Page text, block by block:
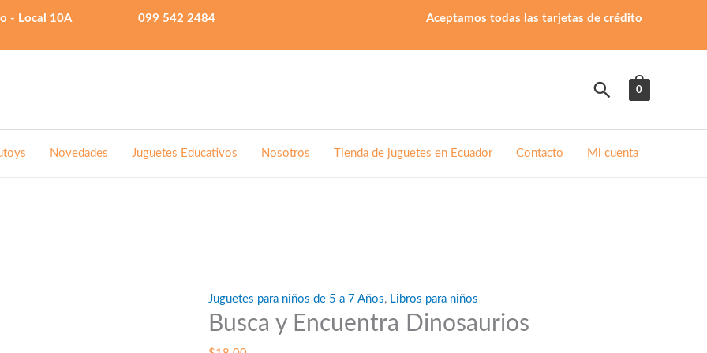
- Local 10A 099 542 2484 Aceptamos todas las tarjetas de crédito
Buscar
0
Novedades Juguetes Educativos Nosotros Tienda de juguetes en Ecuador Contacto Mi cuenta
Juguetes para niños de 5 a 7 Años, Libros para niños
Busca y Encuentra Dinosaurios